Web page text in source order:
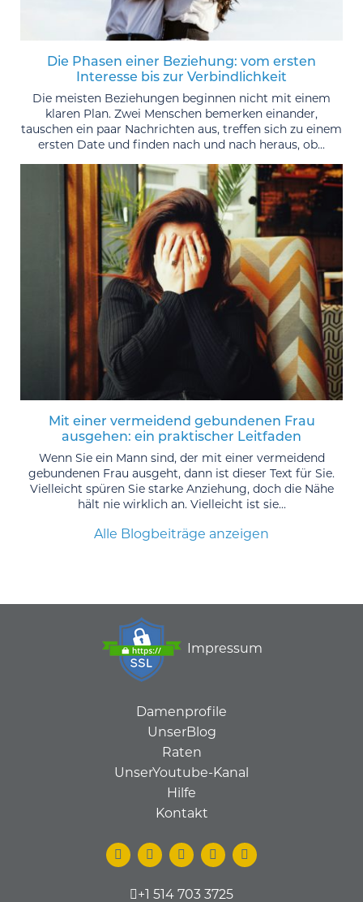
Die Phasen einer Beziehung: vom ersten
Interesse bis zur Verbindlichkeit
Die meisten Beziehungen beginnen nicht mit einem
klaren Plan. Zwei Menschen bemerken einander,
tauschen ein paar Nachrichten aus, treffen sich zu einem
ersten Date und finden nach und nach heraus, ob...
Mit einer vermeidend gebundenen Frau
ausgehen: ein praktischer Leitfaden
Wenn Sie ein Mann sind, der mit einer vermeidend
gebundenen Frau ausgeht, dann ist dieser Text für Sie.
Vielleicht spüren Sie starke Anziehung, doch die Nähe
hält nie wirklich an. Vielleicht ist sie...
Alle Blogbeiträge anzeigen
Impressum
Damenprofile
UnserBlog
Raten
UnserYoutube-Kanal
Hilfe
Kontakt
+1 514 703 3725